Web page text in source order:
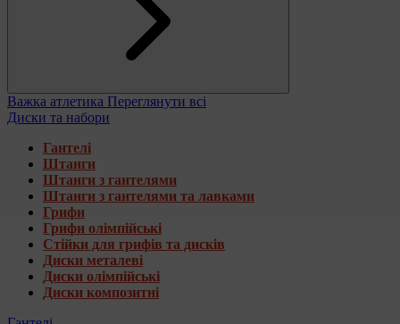
Важка атлетика Переглянути всі
Диски та набори
Гантелі
Штанги
Штанги з гантелями
Штанги з гантелями та лавками
Грифи
Грифи олімпійські
Стійки для грифів та дисків
Диски металеві
Диски олімпійські
Диски композитні